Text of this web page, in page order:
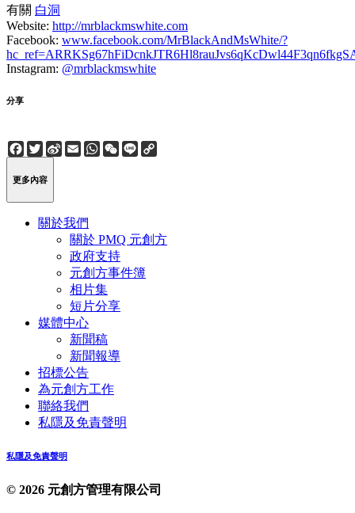
有關 白洞
Website: http://mrblackmswhite.com
Facebook: www.facebook.com/MrBlackAndMsWhite/?
Instagram: @mrblackmswhite
分享
Facebook
Twitter
Sina
Weibo
EmailWhatsApp
WeChat
Line
更多內容
關於我們
關於 PMQ 元創方
政府支持
元創方事件簿
相片集
短片分享
媒體中心
新聞稿
新聞報導
招標公告
為元創方工作
聯絡我們
私隱及免責聲明
私隱及免責聲明
© 2026 元創方管理有限公司